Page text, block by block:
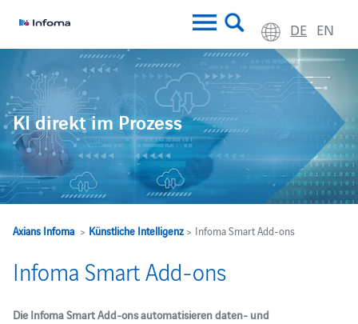
DE EN
KI direkt im Prozess
Axians Infoma> Künstliche Intelligenz> Infoma Smart Add-ons
Infoma Smart Add-ons
Die Infoma Smart Add-ons automatisieren daten‑ und